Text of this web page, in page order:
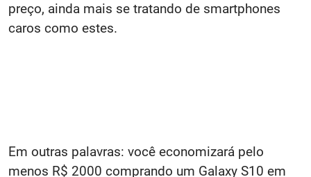
preço, ainda mais se tratando de smartphones
caros como estes.
Em outras palavras: você economizará pelo
menos R$ 2000 comprando um Galaxy S10 em